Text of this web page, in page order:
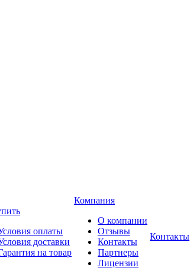
оплаты
доставки
на товар
Компания
О компании
Отзывы
Контакты
Партнеры
Лицензии
Контакты